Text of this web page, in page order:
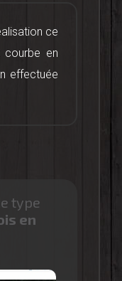
ce
en
effectuée
type
en